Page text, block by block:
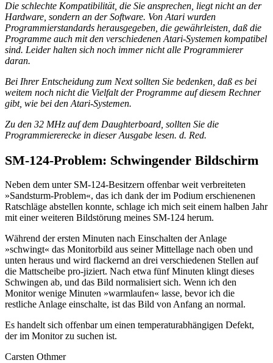
Die schlechte Kompatibilität, die Sie ansprechen, liegt nicht an der
Hardware, sondern an der Software. Von Atari wurden
Programmierstandards herausgegeben, die gewährleisten, daß die
Programme auch mit den verschiedenen Atari-Systemen kompatibel
sind. Leider halten sich noch immer nicht alle Programmierer
daran.
Bei Ihrer Entscheidung zum Next sollten Sie bedenken, daß es bei
weitem noch nicht die Vielfalt der Programme auf diesem Rechner
gibt, wie bei den Atari-Systemen.
Zu den 32 MHz auf dem Daughterboard, sollten Sie die
Programmiererecke in dieser Ausgabe lesen. d. Red.
SM-124-Problem: Schwingender Bildschirm
Neben dem unter SM-124-Besitzern offenbar weit verbreiteten
»Sandsturm-Problem«, das ich dank der im Podium erschienenen
Ratschläge abstellen konnte, schlage ich mich seit einem halben Jahr
mit einer weiteren Bildstörung meines SM-124 herum.
Während der ersten Minuten nach Einschalten der Anlage
»schwingt« das Monitorbild aus seiner Mittellage nach oben und
unten heraus und wird flackernd an drei verschiedenen Stellen auf
die Mattscheibe pro-jiziert. Nach etwa fünf Minuten klingt dieses
Schwingen ab, und das Bild normalisiert sich. Wenn ich den
Monitor wenige Minuten »warmlaufen« lasse, bevor ich die
restliche Anlage einschalte, ist das Bild von Anfang an normal.
Es handelt sich offenbar um einen temperaturabhängigen Defekt,
der im Monitor zu suchen ist.
Carsten Othmer